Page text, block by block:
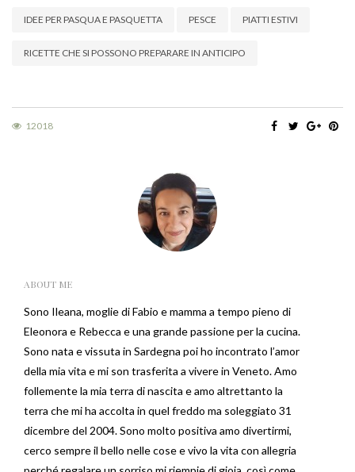
IDEE PER PASQUA E PASQUETTA PESCE PIATTI ESTIVI
RICETTE CHE SI POSSONO PREPARARE IN ANTICIPO
12018
ABOUT ME
Sono Ileana, moglie di Fabio e mamma a tempo pieno di
Eleonora e Rebecca e una grande passione per la cucina.
Sono nata e vissuta in Sardegna poi ho incontrato l’amor
della mia vita e mi son trasferita a vivere in Veneto. Amo
follemente la mia terra di nascita e amo altrettanto la
terra che mi ha accolta in quel freddo ma soleggiato 31
dicembre del 2004. Sono molto positiva amo divertirmi,
cerco sempre il bello nelle cose e vivo la vita con allegria